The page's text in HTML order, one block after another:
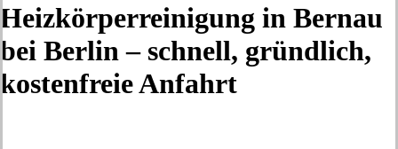
Heizkörperreinigung in Bernau
bei Berlin – schnell, gründlich,
kostenfreie Anfahrt